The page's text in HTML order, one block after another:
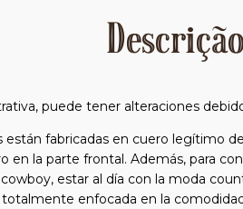
Descrição
puede tener alteraciones
están fabricadas en cuero legítimo
en la parte frontal. Además, para
estar al día con la moda
enfocada en la